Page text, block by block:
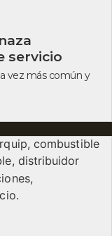
servicio
vez más común y